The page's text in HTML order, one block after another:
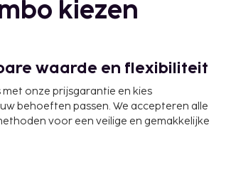
kiezen
waarde en flexibiliteit
met onze prijsgarantie en kies
behoeften passen. We accepteren alle
voor een veilige en gemakkelijke